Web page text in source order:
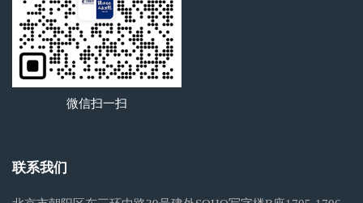
微信扫一扫
联系我们